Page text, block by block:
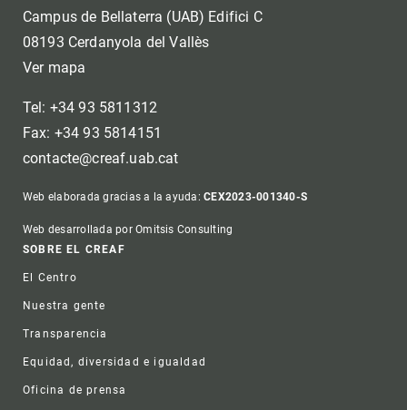
Campus de Bellaterra (UAB) Edifici C
08193 Cerdanyola del Vallès
Ver mapa
Tel: +34 93 5811312
Fax: +34 93 5814151
contacte@creaf.uab.cat
Web elaborada gracias a la ayuda:CEX2023-001340-S
Web desarrollada por Omitsis Consulting
Footer
SOBRE EL CREAF
El Centro
Nuestra gente
Transparencia
Equidad, diversidad e igualdad
Oficina de prensa